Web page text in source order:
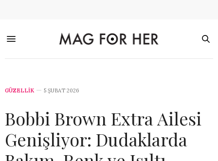
GÜZELLİK 5 ŞUBAT 2026
Bobbi Brown Extra Ailesi
Genişliyor: Dudaklarda